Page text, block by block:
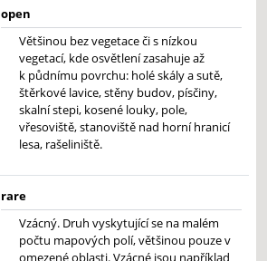
open
Většinou bez vegetace či s nízkou
vegetací, kde osvětlení zasahuje až
k půdnímu povrchu: holé skály a sutě,
štěrkové lavice, stěny budov, písčiny,
skalní stepi, kosené louky, pole,
vřesoviště, stanoviště nad horní hranicí
lesa, rašeliniště.
rare
Vzácný. Druh vyskytující se na malém
počtu mapových polí, většinou pouze v
omezené oblasti. Vzácné jsou například